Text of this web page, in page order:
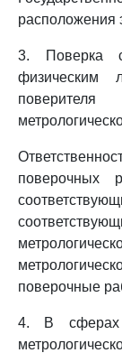
расположения
3. Поверка
физическим
поверочных
поверочные
4. В сферах